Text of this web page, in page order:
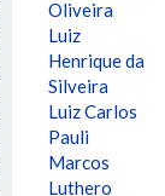
Oliveira
Luiz
Henrique da
Silveira
Luiz Carlos
Pauli
Marcos
Luthero